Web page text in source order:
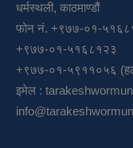
धर्मस्थली, काठमाण्डौं
फोन नं. +९७७-०१-
+९७७-०१-५१६८१२३
+९७७-०१-५९११०५६
इमेल :